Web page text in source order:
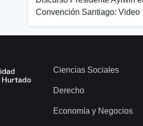
Convención Santiago: Video
Ciencias Sociales
Derecho
Economía y Negocios